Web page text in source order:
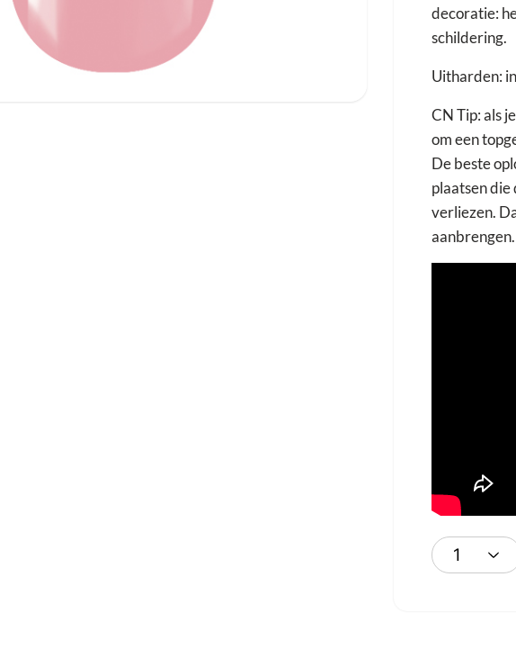
decoratie:
schildering.
Uitharden:
CN Tip: als
om een
De beste
plaatsen die
verliezen.